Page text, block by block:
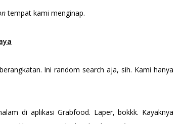
tempat kami menginap.
Ini random search aja, sih. Kami hanya
di aplikasi Grabfood. Laper, bokkk. Kayaknya